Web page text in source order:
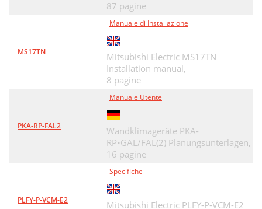
87 pagine
MS17TN
Manuale di Installazione
Mitsubishi Electric MS17TN
Installation manual,
8 pagine
PKA-RP-FAL2
Manuale Utente
Wandklimageräte PKA-
RP•GAL/FAL(2) Planungsunterlagen,
16 pagine
PLFY-P-VCM-E2
Specifiche
Mitsubishi Electric PLFY-P-VCM-E2